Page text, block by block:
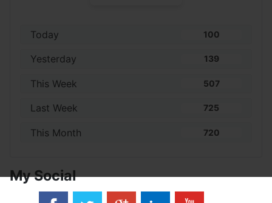
Today 100
Yesterday 139
This Week 507
Last Week 725
This Month 720
My Social